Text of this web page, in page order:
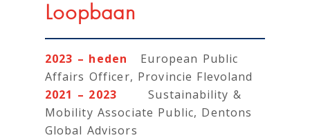
Loopbaan
2023 – heden European Public
Affairs Officer, Provincie Flevoland
2021 – 2023Sustainability &
Mobility Associate Public, Dentons
Global Advisors